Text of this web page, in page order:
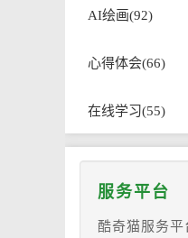
AI绘画(92)
心得体会(66)
在线学习(55)
服务平台
酷奇猫服务